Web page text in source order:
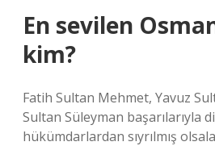
En sevilen
kim?
Fatih Sultan Mehmet, Yavuz
Sultan Süleyman başarılarıyla
hükümdarlardan sıyrılmış